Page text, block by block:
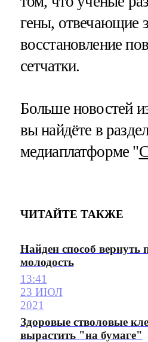
гены, отвечающие
восстановление
сетчатки.
Больше новостей
вы найдёте в
медиаплатформе "
ЧИТАЙТЕ ТАКЖЕ
Найден способ вернуть
молодость
13:41
23 ИЮЛ
2021
Здоровые стволовые
вырастить "на бумаге"